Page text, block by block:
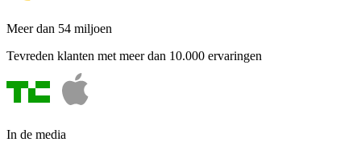
Meer dan 54 miljoen
Tevreden klanten met meer dan 10.000 ervaringen
In de media